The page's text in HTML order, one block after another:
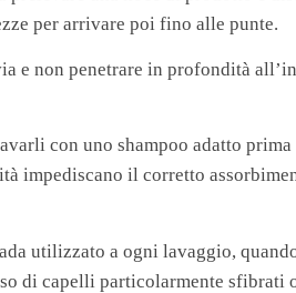
per arrivare poi fino alle punte.
e non penetrare in profondità
con uno shampoo adatto prima
impediscano il corretto
utilizzato a ogni lavaggio,
di capelli particolarmente sfibrati